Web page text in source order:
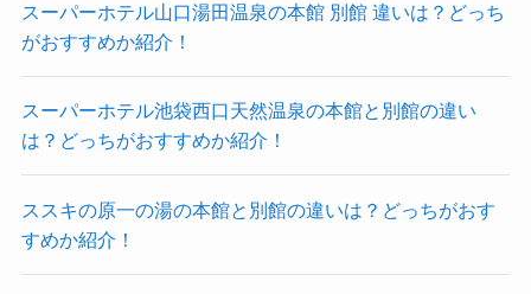
スーパーホテル山口湯田温泉の本館 別館 違いは？どっち
がおすすめか紹介！
スーパーホテル池袋西口天然温泉の本館と別館の違い
は？どっちがおすすめか紹介！
ススキの原一の湯の本館と別館の違いは？どっちがおす
すめか紹介！